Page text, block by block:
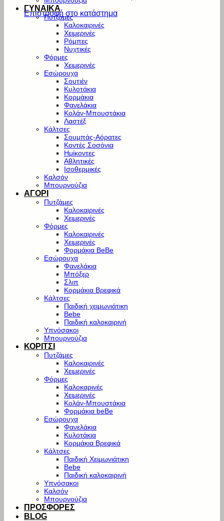
Επιστροφή στο κατάστημα
ΓΥΝΑΙΚΑ
Πυτζάμες
Καλοκαιρινές
Χειμερινές
Ρόμπες
Νυχτικές
Φόρμες
Χειμερινές
Εσώρουχα
Σουτιέν
Κυλοτάκια
Κορμάκια
Φανελάκια
Κολάν-Μπουστάκια
Λαστέξ
Κάλτσες
Σουμπάς-Αόρατες
Κοντές Σοσόνια
Ημίκοντες
Αθλητικές
Ισοθερμικές
Καλσόν
Μπουρνούζια
ΑΓΟΡΙ
Πυτζάμες
Καλοκαιρινές
Χειμερινές
Φόρμες
Καλοκαιρινές
Χειμερινές
Φορμάκια BeBe
Εσώρουχα
Φανελάκια
Μπόξερ
Σλιπ
Κορμάκια Βρεφικά
Κάλτσες
Παιδική χειμωνιάτικη
Bebe
Παιδική καλοκαιρινή
Υπνόσακοι
Μπουρνούζια
ΚΟΡΙΤΣΙ
Πυτζάμες
Καλοκαιρινές
Χειμερινές
Φόρμες
Καλοκαρινές
Χειμερινές
Κολάν-Μπουστάκια
Φορμάκια beBe
Εσώρουχα
Φανελάκια
Κυλοτάκια
Κορμάκια Βρεφικά
Κάλτσες
Παιδική Χειμωνιάτικη
Bebe
Παιδική καλοκαιρινή
Υπνόσακοι
Καλσόν
Μπουρνούζια
ΠΡΟΣΦΟΡΕΣ
BLOG